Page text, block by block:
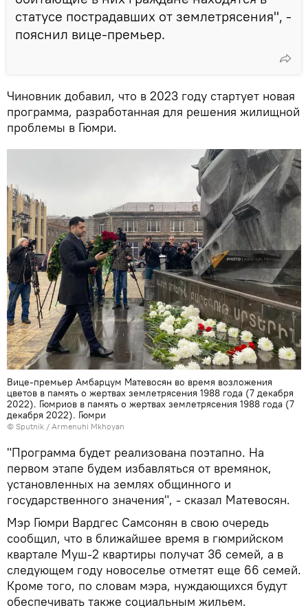
статусе пострадавших от землетрясения", -
пояснил вице-премьер.
Чиновник добавил, что в 2023 году стартует новая
программа, разработанная для решения жилищной
проблемы в Гюмри.
Вице-премьер Амбарцум Матевосян во время возложения
цветов в память о жертвах землетрясения 1988 года (7 декабря
2022). Гюмриов в память о жертвах землетрясения 1988 года (7
декабря 2022). Гюмри
© Sputnik / Armenuhi Mkhoyan
"Программа будет реализована поэтапно. На
первом этапе будем избавляться от времянок,
установленных на землях общинного и
государственного значения", - сказал Матевосян.
Мэр Гюмри Вардгес Самсонян в свою очередь
сообщил, что в ближайшее время в гюмрийском
квартале Муш-2 квартиры получат 36 семей, а в
следующем году новоселье отметят еще 66 семей.
Кроме того, по словам мэра, нуждающихся будут
обеспечивать также социальным жильем.